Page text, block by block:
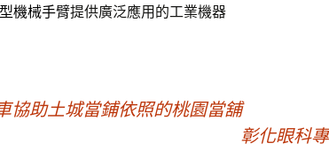
機械手臂提供廣泛應用的工業機器
協助土城當鋪依照的桃園當舖
彰化眼科